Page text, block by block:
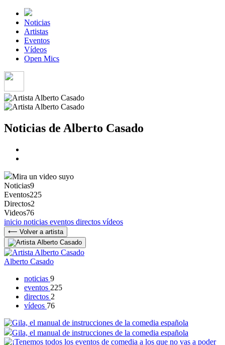
Noticias
Artistas
Eventos
Vídeos
Open Mics
Noticias de Alberto Casado
Mira un video suyo
Noticias9
Eventos225
Directos2
Videos76
inicio noticias eventos directos vídeos
⟵ Volver a artista
Alberto Casado
noticias 9
eventos 225
directos 2
vídeos 76
Gila, el manual de instrucciones de la comedia española